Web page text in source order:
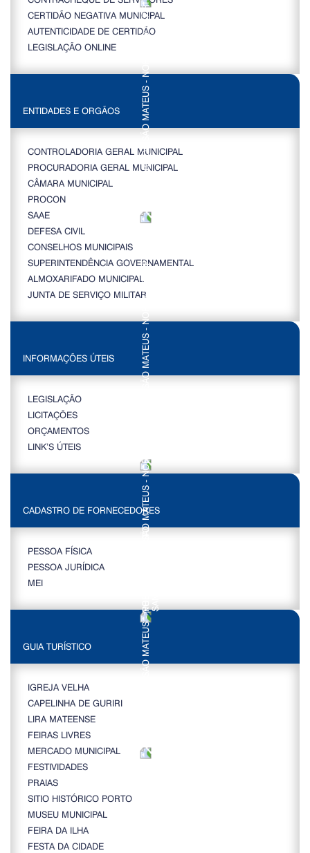
CERTIDÃO NEGATIVA MUNICIPAL
AUTENTICIDADE DE CERTIDÃO
LEGISLAÇÃO ONLINE
ENTIDADES E ORGÃOS
CONTROLADORIA GERAL MUNICIPAL
PROCURADORIA GERAL MUNICIPAL
CÂMARA MUNICIPAL
PROCON
SAAE
DEFESA CIVIL
CONSELHOS MUNICIPAIS
SUPERINTENDÊNCIA GOVERNAMENTAL
ALMOXARIFADO MUNICIPAL
JUNTA DE SERVIÇO MILITAR
INFORMAÇÕES ÚTEIS
LEGISLAÇÃO
LICITAÇÕES
ORÇAMENTOS
LINK’S ÚTEIS
CADASTRO DE FORNECEDORES
PESSOA FÍSICA
PESSOA JURÍDICA
MEI
GUIA TURÍSTICO
IGREJA VELHA
CAPELINHA DE GURIRI
LIRA MATEENSE
FEIRAS LIVRES
MERCADO MUNICIPAL
FESTIVIDADES
PRAIAS
SITIO HISTÓRICO PORTO
MUSEU MUNICIPAL
FEIRA DA ILHA
FESTA DA CIDADE